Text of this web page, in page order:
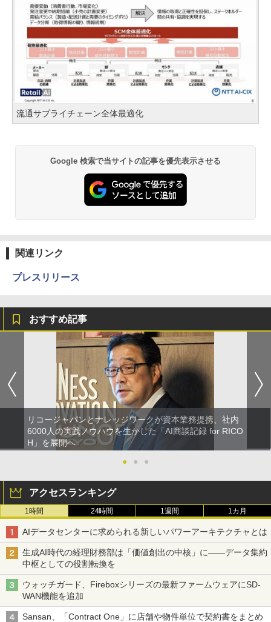
流通サプライチェーン全体最適化
Google 検索で当サイトの記事を優先表示させる
関連リンク
プレスリリース
おすすめ記事
リコージャパンとナレッジワークが資本業務提携、社内
6000人の実践ノウハウを生かした「AI商談記録 for RICO
H」を展開へ
●
● ●
アクセスランキング
1時間 24時間 1週間 1カ月
AIデータセンターに求められる新しいパワーアーキテクチャとは
生成AI時代の経理財務部は「価値創出の中核」に――データ集約
中枢としての役割転換を
ウォッチガード、Fireboxシリーズの最新ファームウェアにSD-
WAN機能を追加
Sansan、「Contract One」に店舗や物件単位で契約書をまとめ